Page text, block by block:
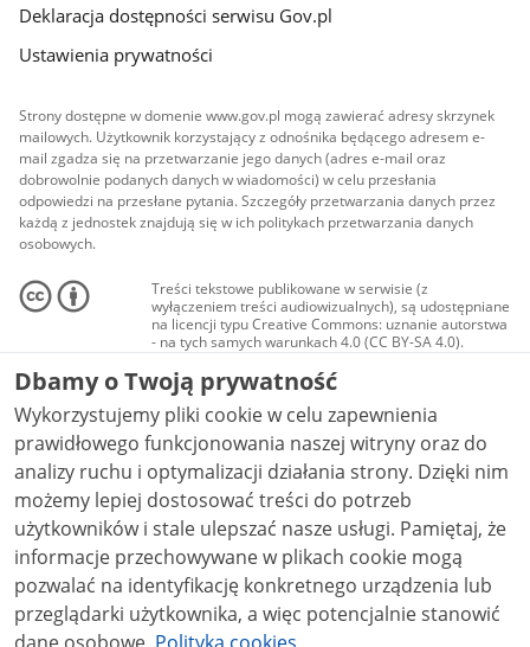
Deklaracja dostępności serwisu Gov.pl
Ustawienia prywatności
Strony dostępne w domenie www.gov.pl mogą zawierać adresy skrzynek
mailowych. Użytkownik korzystający z odnośnika będącego adresem e-
mail zgadza się na przetwarzanie jego danych (adres e-mail oraz
dobrowolnie podanych danych w wiadomości) w celu przesłania
odpowiedzi na przesłane pytania. Szczegóły przetwarzania danych przez
każdą z jednostek znajdują się w ich politykach przetwarzania danych
osobowych.
Treści tekstowe publikowane w serwisie (z
wyłączeniem treści audiowizualnych), są udostępniane
na licencji typu Creative Commons: uznanie autorstwa
- na tych samych warunkach 4.0 (CC BY-SA 4.0).
Materiały audiowizualne, w tym zdjęcia, materiały
audio i wideo, są udostępniane na licencji typu
Creative Commons: uznanie autorstwa użycie
niekomercyjne - bez utworów zależnych 4.0 (CC BY-
NC-ND 4.0), o ile nie jest to stwierdzone inaczej.
Dbamy o Twoją prywatność
Wykorzystujemy pliki cookie w celu zapewnienia
prawidłowego funkcjonowania naszej witryny oraz do
analizy ruchu i optymalizacji działania strony. Dzięki nim
możemy lepiej dostosować treści do potrzeb
użytkowników i stale ulepszać nasze usługi. Pamiętaj, że
informacje przechowywane w plikach cookie mogą
pozwalać na identyfikację konkretnego urządzenia lub
przeglądarki użytkownika, a więc potencjalnie stanowić